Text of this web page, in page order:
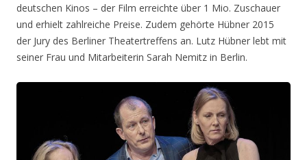
deutschen Kinos – der Film erreichte über 1 Mio. Zuschauer
und erhielt zahlreiche Preise. Zudem gehörte Hübner 2015
der Jury des Berliner Theatertreffens an. Lutz Hübner lebt mit
seiner Frau und Mitarbeiterin Sarah Nemitz in Berlin.